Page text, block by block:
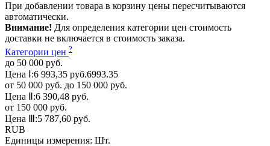
При добавлении товара в корзину цены пересчитываются
автоматически.
Внимание! Для определения категории цен стоимость
доставки не включается в стоимость заказа.
Категории цен ?
до 50 000 руб.
Цена Ⅰ:6 993,35 руб.6993.35
от 50 000 руб. до 150 000 руб.
Цена Ⅱ:6 390,48 руб.
от 150 000 руб.
Цена Ⅲ:5 787,60 руб.
RUB
Единицы измерения: Шт.